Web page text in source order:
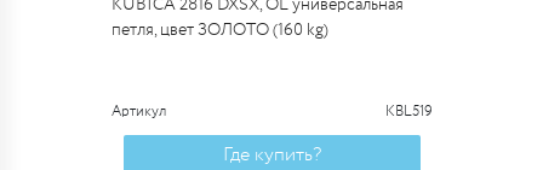
KUBICA 2816 DXSX, OL универсальная
петля, цвет ЗОЛОТО (160 kg)
Артикул KBL519
Где купить?